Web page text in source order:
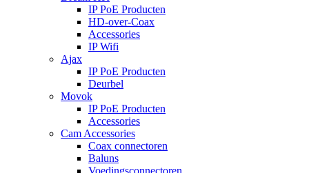
IP PoE Producten
HD-over-Coax
Accessories
IP Wifi
Ajax
IP PoE Producten
Deurbel
Movok
IP PoE Producten
Accessories
Cam Accessories
Coax connectoren
Baluns
Voedingsconnectoren